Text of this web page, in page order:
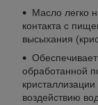
Масло легко
контакта с
высыхания
обработанной
воздействию